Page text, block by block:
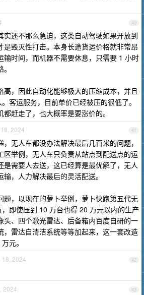
40
实还不那么急迫，这类自动驾驶如果开放到
是毁灭性打击。本身长途货运价格就非常昂
输时间，而机器不需要休息，只需要 1 小时
高，因此自动化能够极大的压缩成本，并且
客运服务，目前单价已经被压的很低了。
赶走了，也大概率是要涨价的。
41
2024
无人车都没办法解决最后几百米的问题，
区举例，无人车只负责从站点到配送点的运
是需要人去送，这已经算是最优解了，无人
，人力解决最后的灵活配送。
题，以现在的萝卜举例，萝卜快跑第五代无
即使压到 10 万台也得 20 万元以内的生产
头、四个激光雷达、后备箱内百度自研的一
，雷达自清洁系统等等加起来，这一套改造
元。
42
18, 2024
43
2024